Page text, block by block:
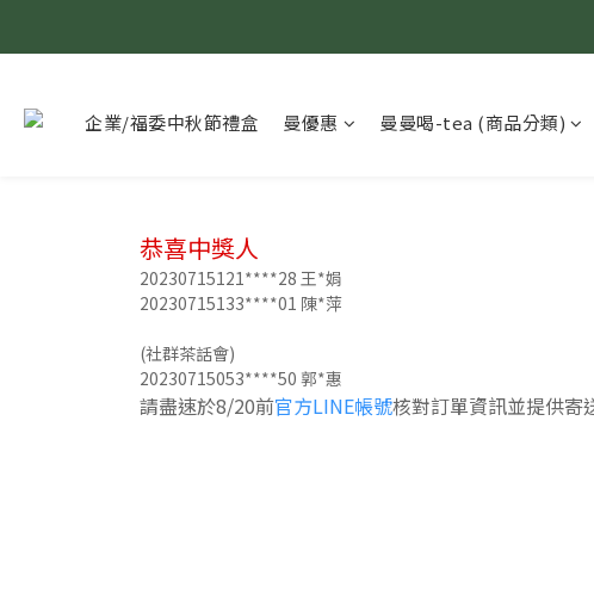
企業/福委中秋節禮盒 曼優惠 曼曼喝-tea (商品分類)
恭喜中獎人
20230715121****28 王*娟
20230715133****01 陳*萍
(社群茶話會)
20230715053****50 郭*惠
請盡速於8/20前官方LINE帳號核對訂單資訊並提供寄